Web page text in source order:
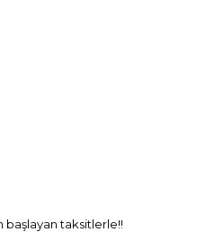
başlayan taksitlerle!!